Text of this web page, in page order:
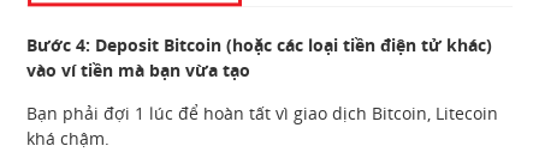
Bước 4: Deposit Bitcoin (hoặc các loại tiền điện tử khác)
vào ví tiền mà bạn vừa tạo
Bạn phải đợi 1 lúc để hoàn tất vì giao dịch Bitcoin, Litecoin
khá chậm.